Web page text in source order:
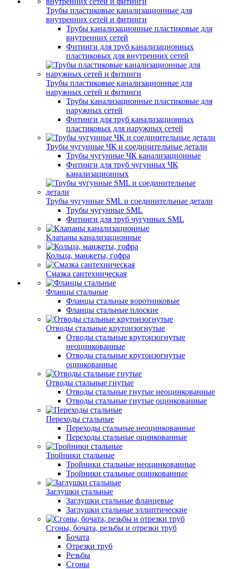
Трубы пластиковые канализационные для
внутренних сетей и фитинги
Трубы канализационные пластиковые для
внутренних сетей
Фитинги для труб канализационных
пластиковых для внутренних сетей
Трубы пластиковые канализационные для
наружных сетей и фитинги
Трубы канализационные пластиковые для
наружных сетей
Фитинги для труб канализационных
пластиковых для наружных сетей
Трубы чугунные ЧК и соединительные детали
Трубы чугунные ЧК канализационные
Фитинги для труб чугунных ЧК
канализационных
Трубы чугунные SML и соединительные детали
Трубы чугунные SML
Фитинги для труб чугунных SML
Клапаны канализационные
Кольца, манжеты, гофра
Смазка сантехническая
Фланцы стальные
Фланцы стальные воротниковые
Фланцы стальные плоские
Отводы стальные крутоизогнутые
Отводы стальные крутоизогнутые
неоцинкованные
Отводы стальные крутоизогнутые
оцинкованные
Отводы стальные гнутые
Отводы стальные гнутые неоцинкованные
Отводы стальные гнутые оцинкованные
Переходы стальные
Переходы стальные неоцинкованные
Переходы стальные оцинкованные
Тройники стальные
Тройники стальные неоцинкованные
Тройники стальные оцинкованные
Заглушки стальные
Заглушки стальные фланцевые
Заглушки стальные эллиптические
Сгоны, бочата, резьбы и отрезки труб
Бочата
Отрезки труб
Резьбы
Сгоны